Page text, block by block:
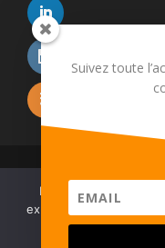
À propos
Devenir
Suivez toute
Nous utilisons des
expérience sur notre